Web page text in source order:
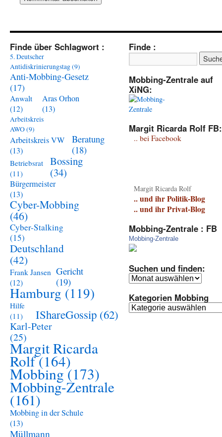
Finde über Schlagwort :
5. Deutscher
Antidiskrinierungstag(9)
Anti-Mobbing-Gesetz
(17)
Anwalt
(12)
Aras Orhon
(13)
Arbeitskreis
AWO(9)
Arbeitskreis VW
(13)
Beratung
(18)
Betriebsrat
(11)
Bossing
(34)
Bürgermeister
(13)
Cyber-Mobbing
(46)
Cyber-Stalking
(15)
Deutschland
(42)
Frank Jansen
(12)
Gericht
(19)
Hamburg (119)
Hilfe
(11)
IShareGossip (62)
Karl-Peter
(25)
Margit Ricarda
Rolf(164)
Mobbing(173)
Mobbing-Zentrale
(161)
Mobbing in der Schule
(13)
Müllmann
Finde :
Mobbing-Zentrale auf
XiNG:
Margit Ricarda Rolf FB:
.. bei Facebook
Margit Ricarda Rolf
.. und ihr Politik-Blog
.. und ihr Privat-Blog
Mobbing-Zentrale : FB
Mobbing-Zentrale
Suchen und finden:
Suchen
finden:
Kategorien Mobbing
Kategorien